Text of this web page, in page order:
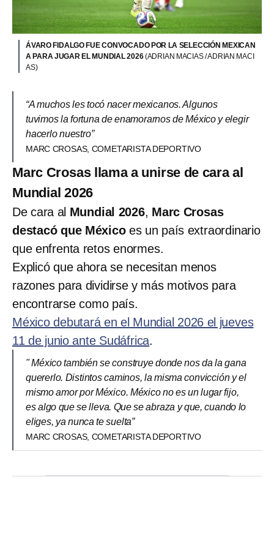
ÁVARO FIDALGO FUE CONVOCADO POR LA SELECCIÓN MEXICAN
A PARA JUGAR EL MUNDIAL 2026(ADRIAN MACIAS / ADRIAN MACI
AS)
“A muchos les tocó nacer mexicanos. Algunos
tuvimos la fortuna de enamorarnos de México y elegir
hacerlo nuestro”
MARC CROSAS, COMETARISTA DEPORTIVO
Marc Crosas llama a unirse de cara al
Mundial 2026
De cara al Mundial 2026, Marc Crosas
destacó que Méxicoes un país extraordinario
que enfrenta retos enormes.
Explicó que ahora se necesitan menos
razones para dividirse y más motivos para
encontrarse como país.
México debutará en el Mundial 2026 el jueves
11 de junio ante Sudáfrica.
" México también se construye donde nos da la gana
quererlo. Distintos caminos, la misma convicción y el
mismo amor por México. México no es un lugar fijo,
es algo que se lleva. Que se abraza y que, cuando lo
eliges, ya nunca te suelta”
MARC CROSAS, COMETARISTA DEPORTIVO